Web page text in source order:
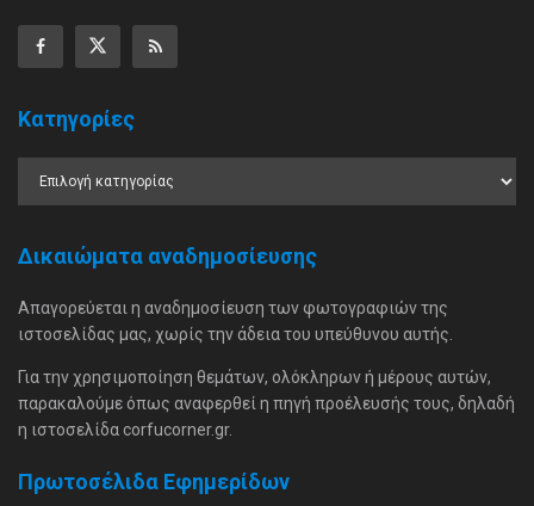
Κατηγορίες
Δικαιώματα αναδημοσίευσης
Απαγορεύεται η αναδημοσίευση των φωτογραφιών της
ιστοσελίδας μας, χωρίς την άδεια του υπεύθυνου αυτής.
Για την χρησιμοποίηση θεμάτων, ολόκληρων ή μέρους αυτών,
παρακαλούμε όπως αναφερθεί η πηγή προέλευσής τους, δηλαδή
η ιστοσελίδα corfucorner.gr.
Πρωτοσέλιδα Εφημερίδων